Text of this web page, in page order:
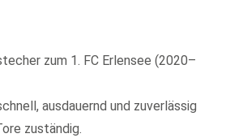
zum 1. FC Erlensee (2020–
ausdauernd und zuverlässig
zuständig.